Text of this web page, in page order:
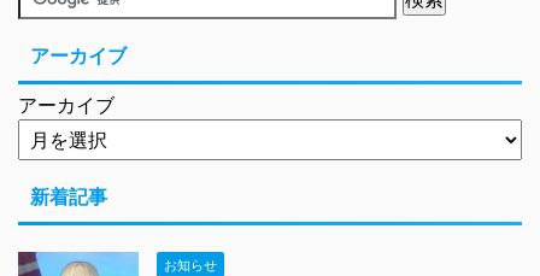
アーカイブ
アーカイブ
新着記事
お知らせ